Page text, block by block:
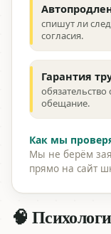
спишут ли
согласия.
Гарантия
обещание.
Как мы
Мы не берём
прямо на сайт
🧠